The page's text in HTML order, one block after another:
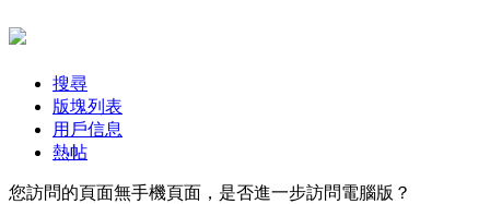
搜尋
版塊列表
用戶信息
熱帖
您訪問的頁面無手機頁面，是否進一步訪問電腦版？